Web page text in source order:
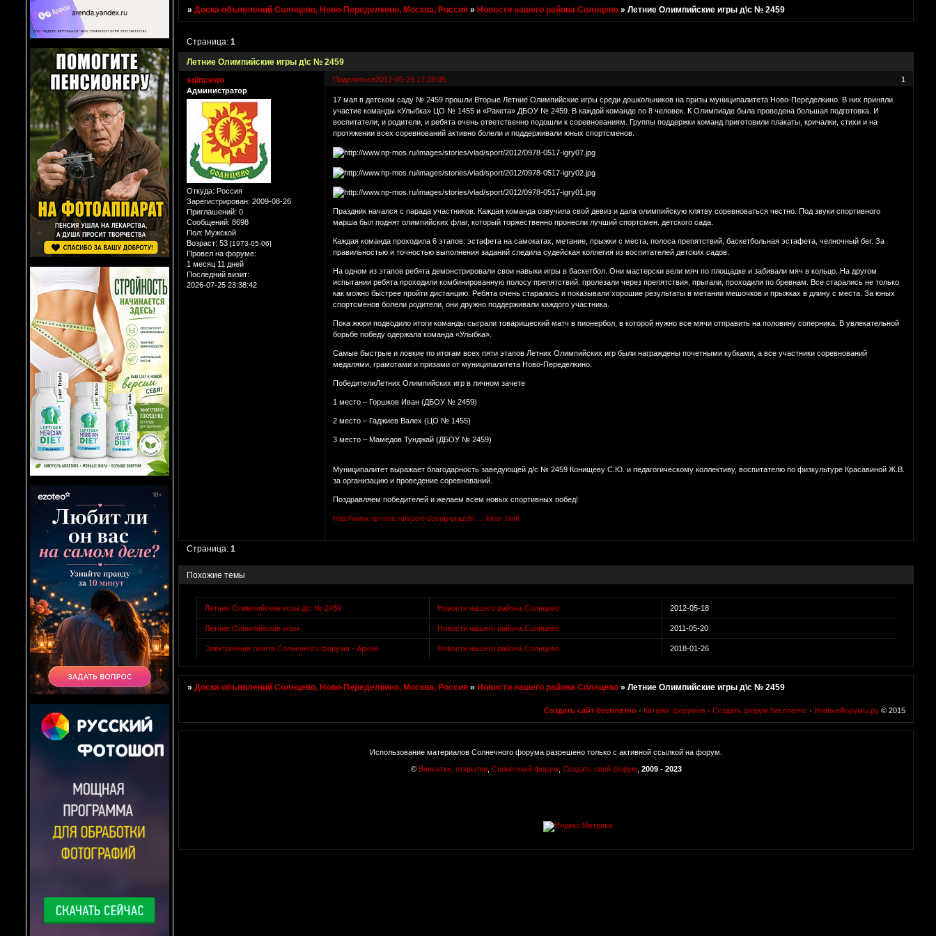
»Доска объявлений Солнцево, Ново-Переделкино, Москва, Россия »Новости нашего района Солнцево »Летние Олимпийские игры д\с № 2459
Летние Олимпийские игры д\с № 2459
Страница:1
Поделиться 1
2012-05-29 17:28:05
solncewo
Администратор
Откуда: Россия
Зарегистрирован: 2009-08-26
Приглашений: 0
Сообщений: 8698
Пол: Мужской
Возраст: 53 [1973-05-06]
Провел на форуме:
1 месяц 11 дней
Последний визит:
2026-07-25 23:38:42
17 мая в детском саду № 2459 прошли Вторые Летние Олимпийские игры среди дошкольников на призы муниципалитета Ново-Переделкино. В них приняли
участие команды «Улыбка» ЦО № 1455 и «Ракета» ДБОУ № 2459. В каждой команде по 8 человек. К Олимпиаде была проведена большая подготовка. И
воспитатели, и родители, и ребята очень ответственно подошли к соревнованиям. Группы поддержки команд приготовили плакаты, кричалки, стихи и на
протяжении всех соревнований активно болели и поддерживали юных спортсменов.
Праздник начался с парада участников. Каждая команда озвучила свой девиз и дала олимпийскую клятву соревноваться честно. Под звуки спортивного
марша был поднят олимпийских флаг, который торжественно пронесли лучший спортсмен. детского сада.
Каждая команда проходила 6 этапов: эстафета на самокатах, метание, прыжки с места, полоса препятствий, баскетбольная эстафета, челночный бег. За
правильностью и точностью выполнения заданий следила судейская коллегия из воспитателей детских садов.
На одном из этапов ребята демонстрировали свои навыки игры в баскетбол. Они мастерски вели мяч по площадке и забивали мяч в кольцо. На другом
испытании ребята проходили комбинированную полосу препятствий: пролезали через препятствия, прыгали, проходили по бревнам. Все старались не только
как можно быстрее пройти дистанцию. Ребята очень старались и показывали хорошие результаты в метании мешочков и прыжках в длину с места. За юных
спортсменов болели родители, они дружно поддерживали каждого участника.
Пока жюри подводило итоги команды сыграли товарищеский матч в пионербол, в которой нужно все мячи отправить на половину соперника. В увлекательной
борьбе победу одержала команда «Улыбка».
Самые быстрые и ловкие по итогам всех пяти этапов Летних Олимпийских игр были награждены почетными кубками, а все участники соревнований
медалями, грамотами и призами от муниципалитета Ново-Переделкино.
ПобедителиЛетних Олимпийских игр в личном зачете
1 место – Горшков Иван (ДБОУ № 2459)
2 место – Гаджиев Валех (ЦО № 1455)
3 место – Мамедов Тунджай (ДБОУ № 2459)
Муниципалитет выражает благодарность заведующей д/с № 2459 Конищеву С.Ю. и педагогическому коллективу, воспитателю по физкультуре Красавиной Ж.В.
за организацию и проведение соревнований.
Поздравляем победителей и желаем всем новых спортивных побед!
http://www.np-mos.ru/sport-dosug-prazdn … kino-.html
Страница:1
Похожие темы
Летние Олимпийские игры д\с № 2459 Новости нашего района Солнцево 2012-05-18
Летние Олимпийские игры Новости нашего района Солнцево 2011-05-20
Электронная газета Солнечного форума - Архив Новости нашего района Солнцево 2018-01-26
»Доска объявлений Солнцево, Ново-Переделкино, Москва, Россия » Новости нашего района Солнцево »Летние Олимпийские игры д\с № 2459
Создать сайт бесплатно · Каталог форумов · Создать форум бесплатно · ЖивыеФорумы.ру © 2015
Использование материалов Солнечного форума разрешено только с активной ссылкой на форум.
© Виньетки, открытки, Солнечный форум Создать свой форум 2009 - 2023